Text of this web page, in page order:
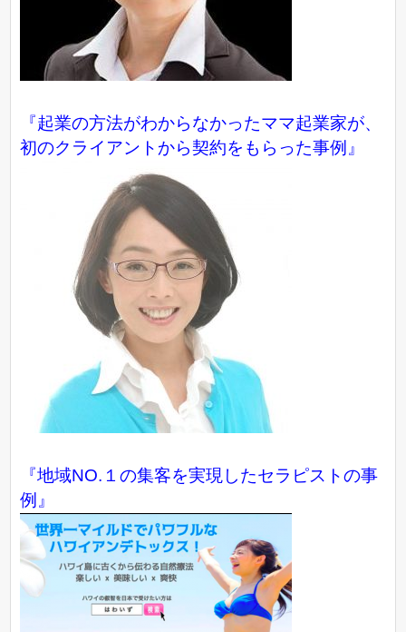
『起業の方法がわからなかったママ起業家が、
初のクライアントから契約をもらった事例』
『地域NO.１の集客を実現したセラピストの事
例』